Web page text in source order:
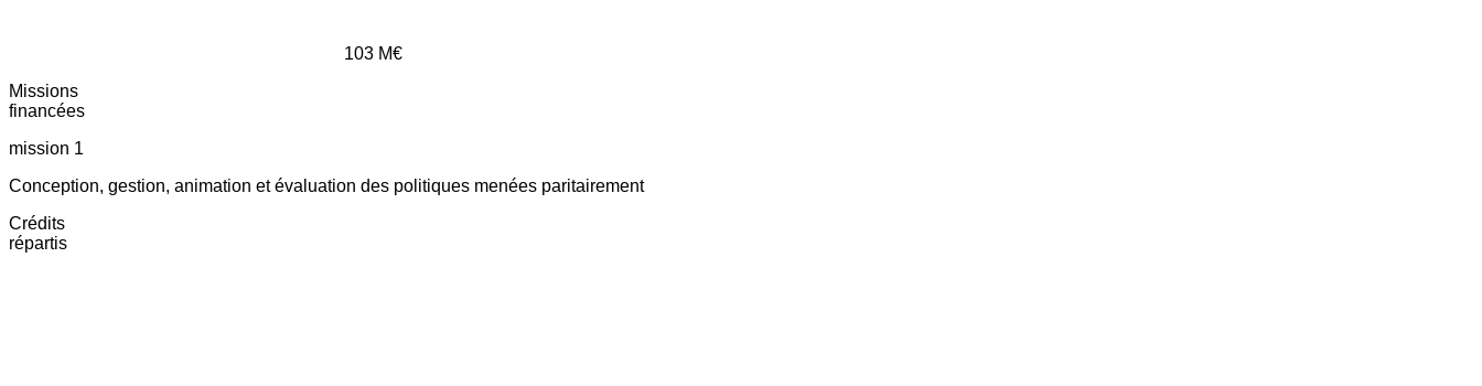
103 M€
Missions
financées
mission 1
Conception, gestion, animation et évaluation des politiques menées paritairement
Crédits
répartis